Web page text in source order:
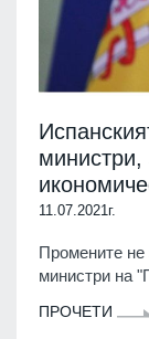
министри,
11.07.2021г.
Промените не
министри на
ПРОЧЕТИ